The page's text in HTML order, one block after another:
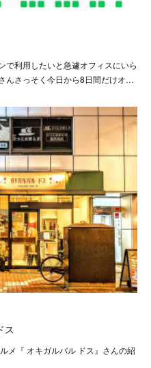
で利用したいと急遽オフィスにいら
さっそく今日から8日間だけオ…
ス
メ『 オキガルバル ドス』さんの紹